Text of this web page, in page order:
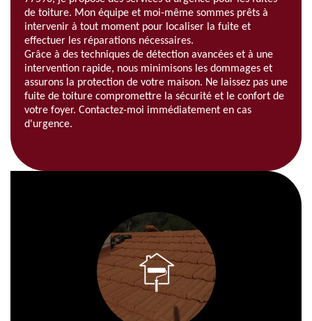
de toiture. Mon équipe et moi-même sommes prêts à
intervenir à tout moment pour localiser la fuite et
effectuer les réparations nécessaires.
Grâce à des techniques de détection avancées et à une
intervention rapide, nous minimisons les dommages et
assurons la protection de votre maison. Ne laissez pas une
fuite de toiture compromettre la sécurité et le confort de
votre foyer. Contactez-moi immédiatement en cas
d'urgence.